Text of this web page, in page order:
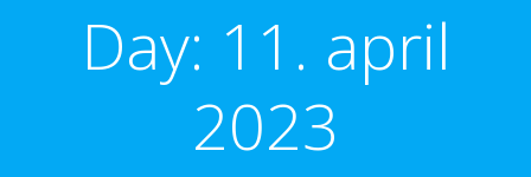
Day: 11. april
2023